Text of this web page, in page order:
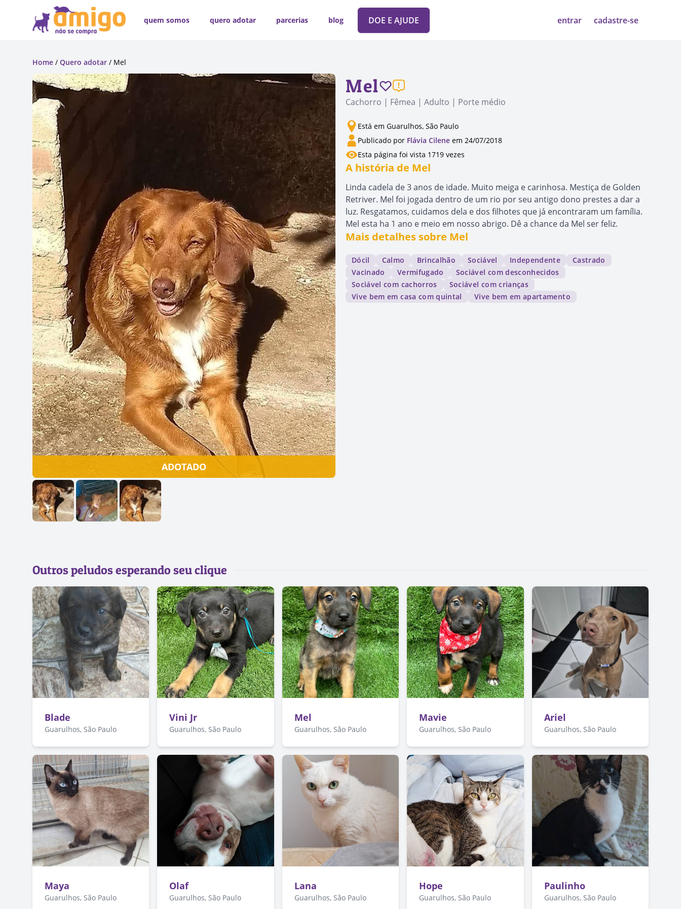
quem somos quero adotar parcerias blog DOE E AJUDE entrar cadastre-se
Home / Quero adotar / Mel
ADOTADO
Mel
Cachorro | Fêmea | Adulto | Porte médio
Está em Guarulhos, São Paulo
Publicado por Flávia Cilene em 24/07/2018
Esta página foi vista 1719 vezes
A história de Mel
Linda cadela de 3 anos de idade. Muito meiga e carinhosa. Mestiça de Golden
Retriver. Mel foi jogada dentro de um rio por seu antigo dono prestes a dar a
luz. Resgatamos, cuidamos dela e dos filhotes que já encontraram um família.
Mel esta ha 1 ano e meio em nosso abrigo. Dê a chance da Mel ser feliz.
Mais detalhes sobre Mel
Dócil Calmo Brincalhão Sociável Independente
Castrado
Vacinado
Vermifugado
Sociável com desconhecidos
Sociável com cachorros
Sociável com crianças
Vive bem em casa com quintal
Vive bem em apartamento
Outros peludos esperando seu clique
Blade
Guarulhos, São Paulo
Vini Jr
Guarulhos, São Paulo
Mel
Guarulhos, São Paulo
Mavie
Guarulhos, São Paulo
Ariel
Guarulhos, São Paulo
Maya
Guarulhos, São Paulo
Olaf
Guarulhos, São Paulo
Lana
Guarulhos, São Paulo
Hope
Guarulhos, São Paulo
Paulinho
Guarulhos, São Paulo